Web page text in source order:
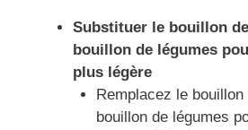
Substituer le bouillon
bouillon de légumes
plus légère
Remplacez le
bouillon de légumes